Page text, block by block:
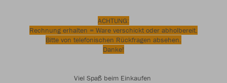
ACHTUNG:
Rechnung erhalten = Ware verschickt oder abholbereit.
Bitte von telefonischen Rückfragen absehen.
Danke!
Viel Spaß beim Einkaufen